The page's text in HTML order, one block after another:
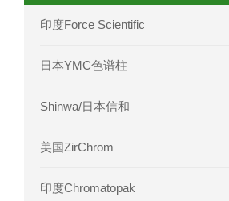
印度Force
印度Force Scientific
日本YMC色谱柱
Shinwa/日本信和
美国ZirChrom
印度Chromatopak